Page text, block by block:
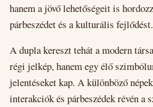
hanem a jövő lehetőségeit is
párbeszédet és a kulturális fejlődést.
A dupla kereszt tehát a modern
régi jelkép, hanem egy élő
jelentéseket kap. A különböző
interakciók és párbeszédek révén a